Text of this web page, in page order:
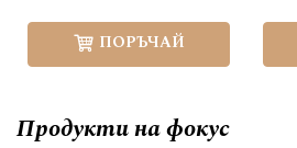
ПОРЪЧАЙ
Продукти на фокус